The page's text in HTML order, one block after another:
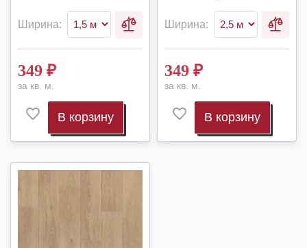
Ширина:
349 ₽
за кв. м.
В корзину
Ширина:
349 ₽
за кв. м.
В корзину